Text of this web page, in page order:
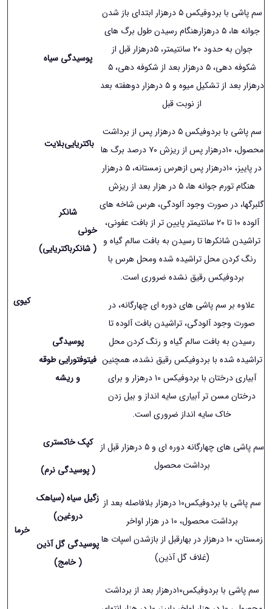
سم پاشی با بردوفیکس ۵ درهزار ابتدای باز شدن
جوانه ها، ۵ درهزارهنگام رسیدن طول برگ های
جوان به حدود ٢۰ سانتیمتر، ۵درهزار قبل از
شکوفه دهی، ۵ درهزار بعد از شکوفه دهی، ۵
درهزار بعد از تشکیل میوه و ۵ درهزار دوهفته بعد
از نوبت قبل
پوسیدگی سیاه
سم پاشی با بردوفیکس ۵ درهزار پس از برداشت
محصول، ١۰درهزار پس از ریزش ٧۰ درصد برگ ها
در پاییز، ١۰درهزار پس ازهرس زمستانه، ۵ درهزار
هنگام تورم جوانه ها، ۵ در هزار بعد از ریزش
گلبرگها، در صورت وجود آلودگی، هرس شاخه های
آلوده ١۰ تا ٢۰ سانتیمتر پایین تر از بافت عفونی،
تراشیدن شانکرها تا رسیدن به بافت سالم گیاه و
رنگ کردن محل تراشیده شده ومحل هرس با
بردوفیکس رقیق نشده ضروری است.
بلایتباکتریایی
کیوی
شانکر
خونی
( شانکرباکتریایی)
علاوه بر سم پاشی های دوره ای چهارگانه، در
صورت وجود آلودگی، تراشیدن بافت آلوده تا
رسیدن به بافت سالم گیاه و رنگ کردن محل
تراشیده شده با بردوفیکس رقیق نشده، همچنین
آبیاری درختان با بردوفیکس ١۰ درهزار و برای
درختان مسن تر آبیاری سایه انداز و بیل زدن
خاک سایه انداز ضروری است.
پوسیدگی
فیتوفتورایی طوقه
و ریشه
سم پاشی های چهارگانه دوره ای و ۵ درهزار قبل از
برداشت محصول
کپک خاکستری
( پوسیدگی نرم)
سم پاشی با بردوفیکس١۰ درهزار بلافاصله بعد از
برداشت محصول، ١۰ در هزار اواخر
زمستان،
١۰ درهزار در بهارقبل از بازشدن اسپات ها
(غلاف گل آذین)
زگیل سیاه (سیاهک
دروغین)
خرما
پوسیدگی گل آذین
خامج))
سم پاشی با بردوفیکس١۰درهزار بعد از برداشت